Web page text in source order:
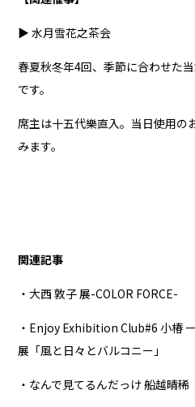
▶︎水月雪花之茶会
春夏秋冬年4回、季節に合わせた
です。
席主は十五代樂直入。当日使用の
みます。
関連記事
・大西 敦子 展-COLOR FORCE-
・Enjoy Exhibition Club#6 小椿
展「風と日々とバルコニー」
・なんで見てるんだっけ 船越晴稀